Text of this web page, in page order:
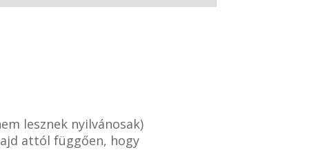
lesznek nyilvánosak)
attól függően, hogy